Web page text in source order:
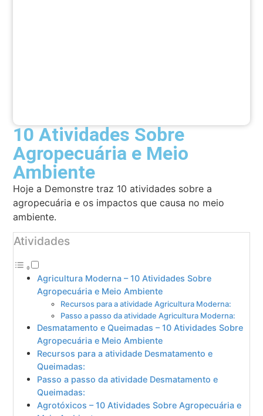
10 Atividades Sobre
Agropecuária e Meio
Ambiente
Hoje a Demonstre traz 10 atividades sobre a
agropecuária e os impactos que causa no meio
ambiente.
Atividades
Agricultura Moderna – 10 Atividades Sobre
Agropecuária e Meio Ambiente
Recursos para a atividade Agricultura Moderna:
Passo a passo da atividade Agricultura Moderna:
Desmatamento e Queimadas – 10 Atividades Sobre
Agropecuária e Meio Ambiente
Recursos para a atividade Desmatamento e
Queimadas:
Passo a passo da atividade Desmatamento e
Queimadas:
Agrotóxicos – 10 Atividades Sobre Agropecuária e